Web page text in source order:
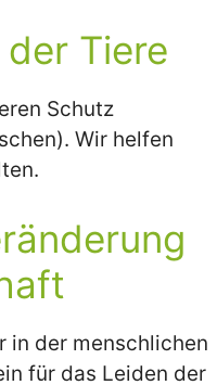
Tiere
Schutz
Wir helfen
in der menschlichen
für das Leiden der